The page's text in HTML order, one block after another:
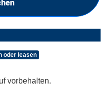
oder leasen
vorbehalten.